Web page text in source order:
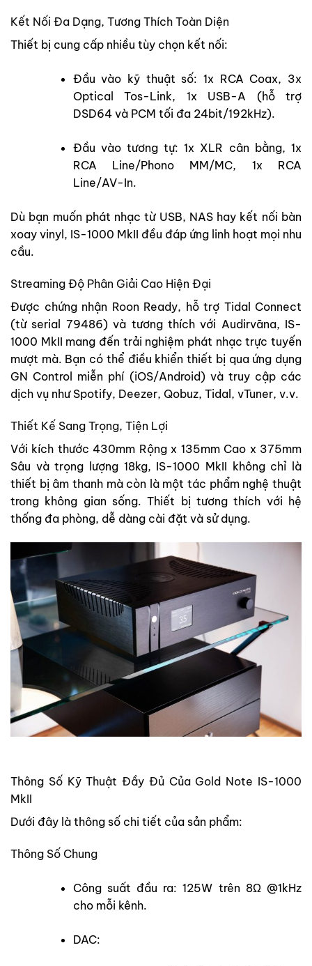
Kết Nối Đa Dạng, Tương Thích Toàn Diện
Thiết bị cung cấp nhiều tùy chọn kết nối:
Đầu vào kỹ thuật số: 1x RCA Coax, 3x
Optical Tos-Link, 1x USB-A (hỗ trợ
DSD64 và PCM tối đa 24bit/192kHz).
Đầu vào tương tự: 1x XLR cân bằng, 1x
RCA Line/Phono MM/MC, 1x RCA
Line/AV-In.
Dù bạn muốn phát nhạc từ USB, NAS hay kết nối bàn
xoay vinyl, IS-1000 MkII đều đáp ứng linh hoạt mọi nhu
cầu.
Streaming Độ Phân Giải Cao Hiện Đại
Được chứng nhận Roon Ready, hỗ trợ Tidal Connect
(từ serial 79486) và tương thích với Audirvāna, IS-
1000 MkII mang đến trải nghiệm phát nhạc trực tuyến
mượt mà. Bạn có thể điều khiển thiết bị qua ứng dụng
GN Control miễn phí (iOS/Android) và truy cập các
dịch vụ như Spotify, Deezer, Qobuz, Tidal, vTuner, v.v.
Thiết Kế Sang Trọng, Tiện Lợi
Với kích thước 430mm Rộng x 135mm Cao x 375mm
Sâu và trọng lượng 18kg, IS-1000 MkII không chỉ là
thiết bị âm thanh mà còn là một tác phẩm nghệ thuật
trong không gian sống. Thiết bị tương thích với hệ
thống đa phòng, dễ dàng cài đặt và sử dụng.
Thông Số Kỹ Thuật Đầy Đủ Của Gold Note IS-1000
MkII
Dưới đây là thông số chi tiết của sản phẩm:
Thông Số Chung
Công suất đầu ra: 125W trên 8Ω @1kHz
cho mỗi kênh.
DAC: